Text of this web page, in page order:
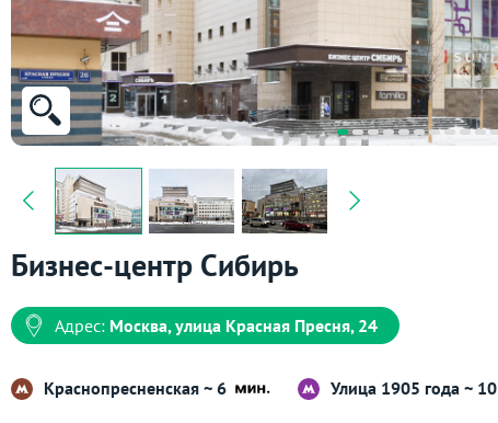
Бизнес-центр Сибирь
Адрес: Москва, улица Красная Пресня, 24
Краснопресненская ~ 6 Улица 1905 года ~ 10